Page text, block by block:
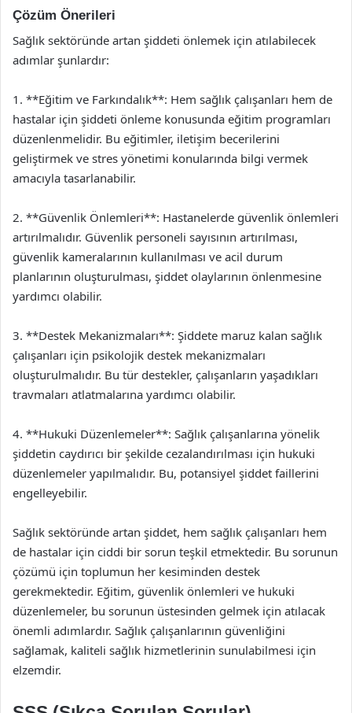
Çözüm Önerileri
Sağlık sektöründe artan şiddeti önlemek için atılabilecek
adımlar şunlardır:
1. **Eğitim ve Farkındalık**: Hem sağlık çalışanları hem de
hastalar için şiddeti önleme konusunda eğitim programları
düzenlenmelidir. Bu eğitimler, iletişim becerilerini
geliştirmek ve stres yönetimi konularında bilgi vermek
amacıyla tasarlanabilir.
2. **Güvenlik Önlemleri**: Hastanelerde güvenlik önlemleri
artırılmalıdır. Güvenlik personeli sayısının artırılması,
güvenlik kameralarının kullanılması ve acil durum
planlarının oluşturulması, şiddet olaylarının önlenmesine
yardımcı olabilir.
3. **Destek Mekanizmaları**: Şiddete maruz kalan sağlık
çalışanları için psikolojik destek mekanizmaları
oluşturulmalıdır. Bu tür destekler, çalışanların yaşadıkları
travmaları atlatmalarına yardımcı olabilir.
4. **Hukuki Düzenlemeler**: Sağlık çalışanlarına yönelik
şiddetin caydırıcı bir şekilde cezalandırılması için hukuki
düzenlemeler yapılmalıdır. Bu, potansiyel şiddet faillerini
engelleyebilir.
Sağlık sektöründe artan şiddet, hem sağlık çalışanları hem
de hastalar için ciddi bir sorun teşkil etmektedir. Bu sorunun
çözümü için toplumun her kesiminden destek
gerekmektedir. Eğitim, güvenlik önlemleri ve hukuki
düzenlemeler, bu sorunun üstesinden gelmek için atılacak
önemli adımlardır. Sağlık çalışanlarının güvenliğini
sağlamak, kaliteli sağlık hizmetlerinin sunulabilmesi için
elzemdir.